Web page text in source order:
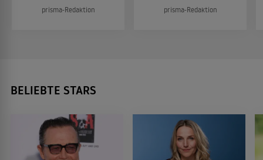
prisma-Redaktion prisma-Redaktion
BELIEBTE STARS